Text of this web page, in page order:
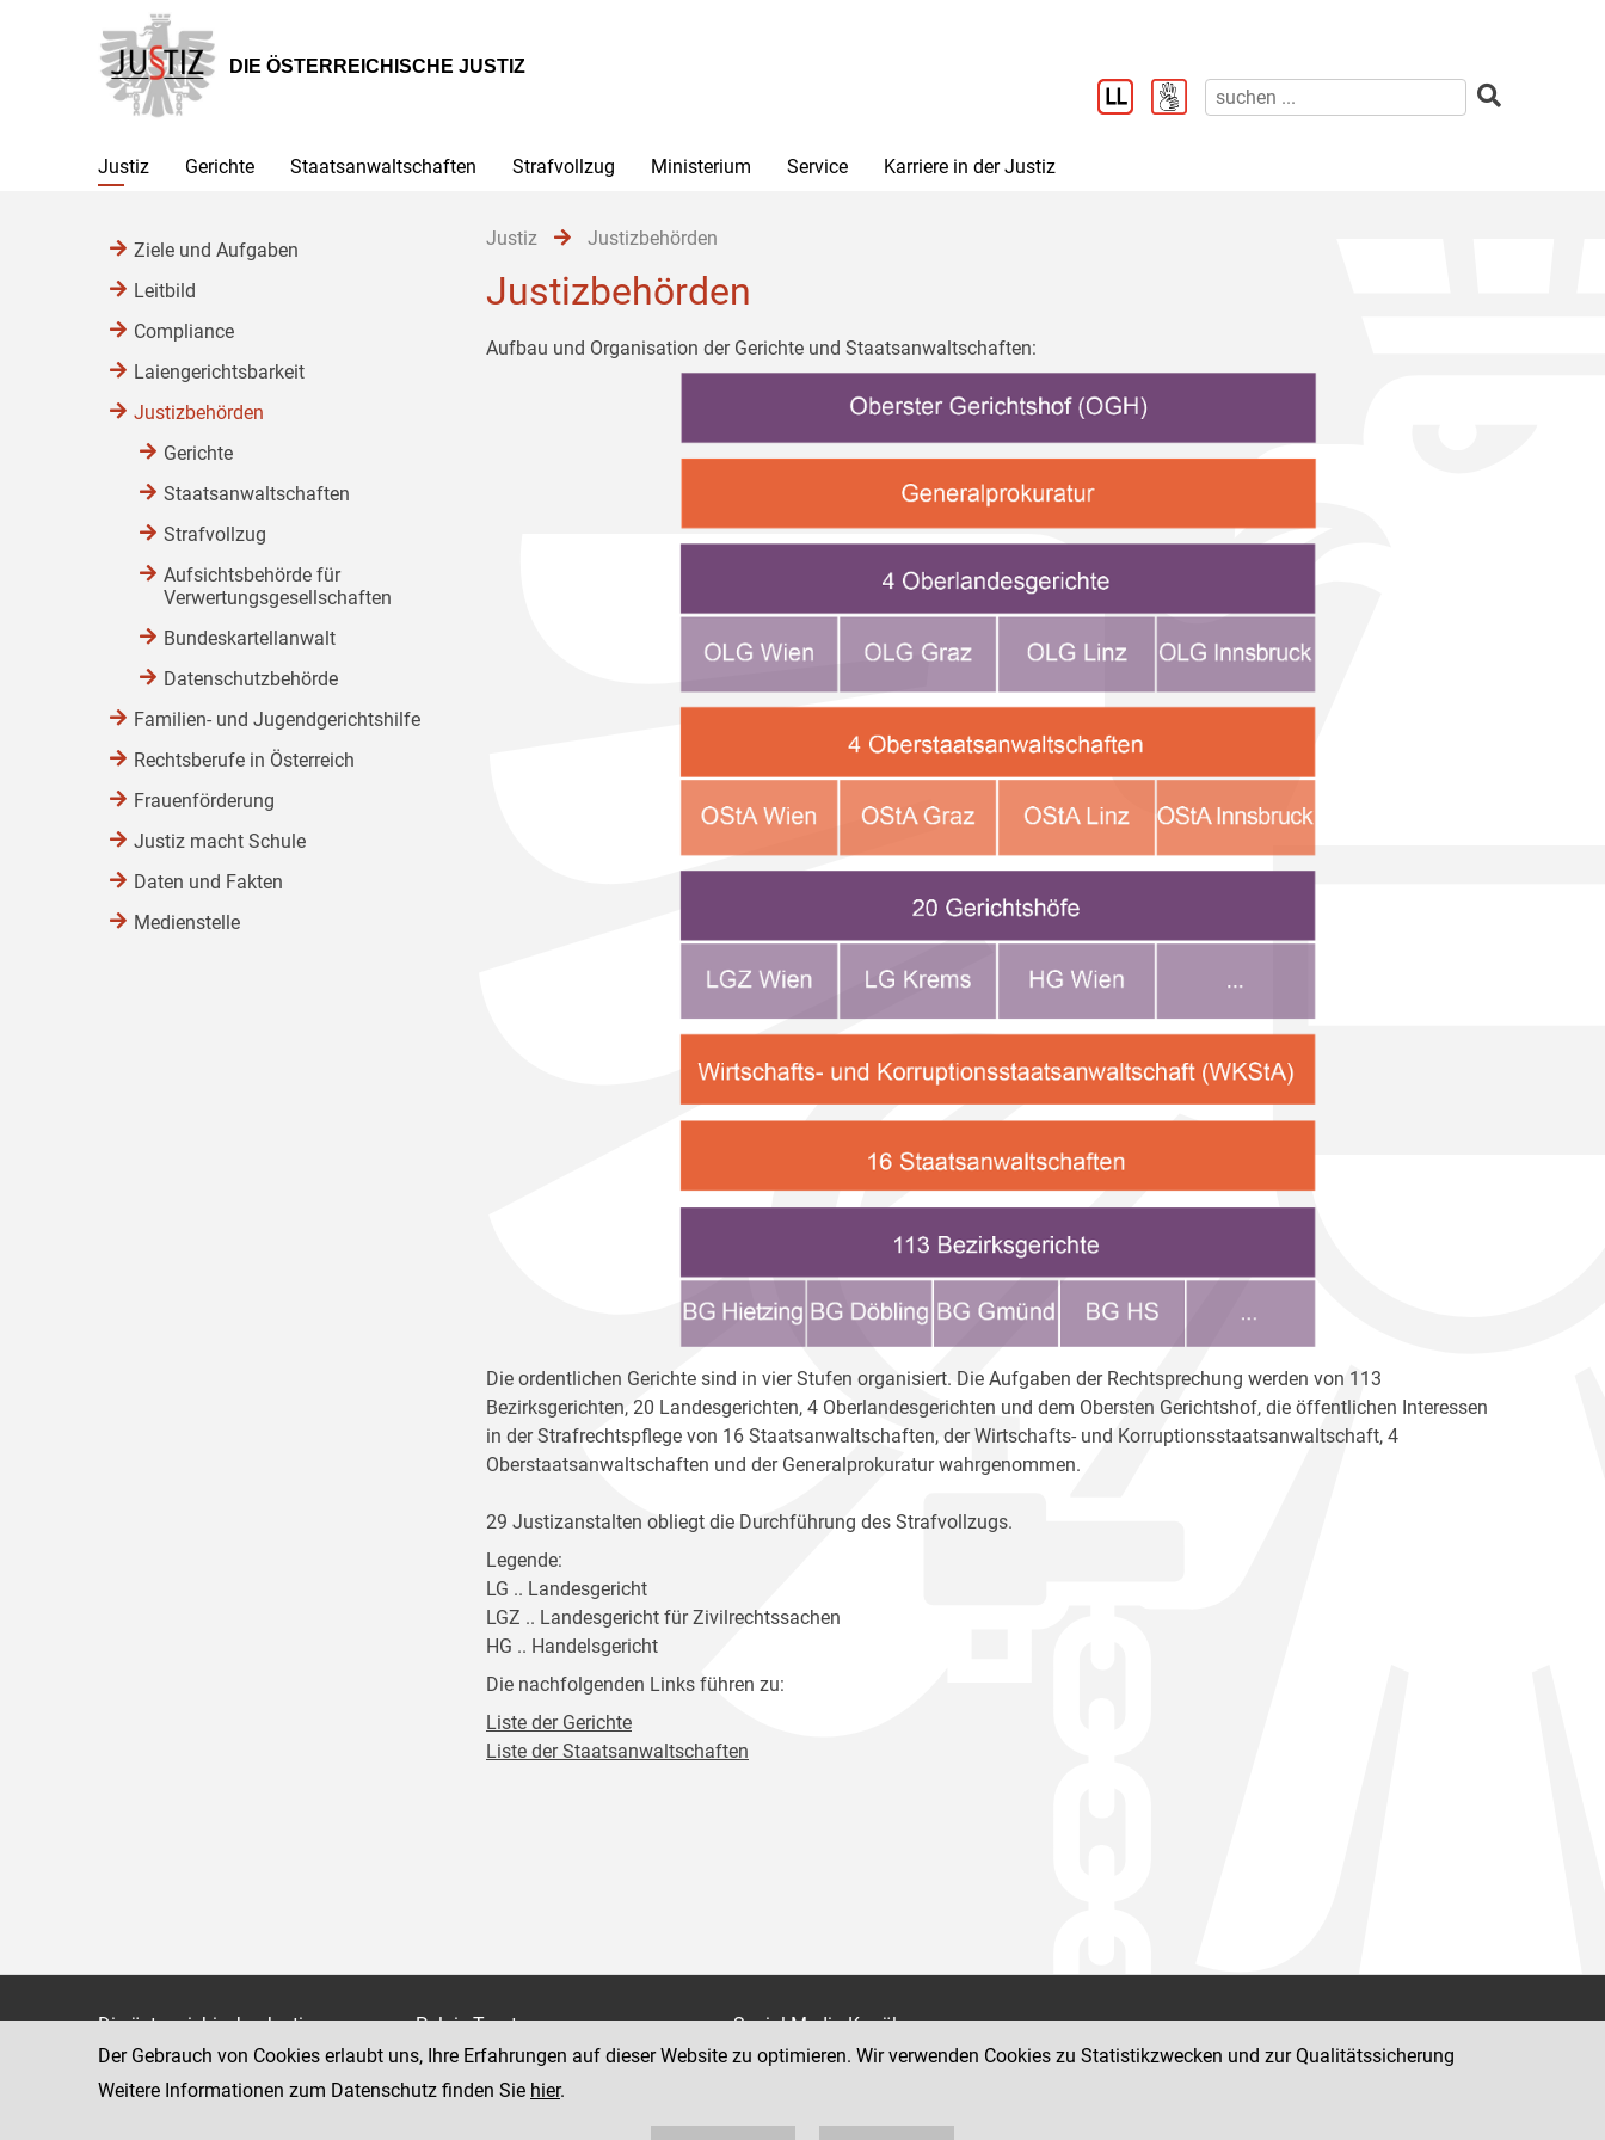
Hauptnavigation
[1]
Inhalt
[2]
Untermenü
[3]
DIE ÖSTERREICHISCHE JUSTIZ
Justiz Gerichte Staatsanwaltschaften Strafvollzug Ministerium Service Karriere in der Justiz
Justiz Justizbehörden
Justizbehörden
Aufbau und Organisation der Gerichte und Staatsanwaltschaften:
Die ordentlichen Gerichte sind in vier Stufen organisiert. Die Aufgaben der Rechtsprechung werden von 113
Bezirksgerichten, 20 Landesgerichten, 4 Oberlandesgerichten und dem Obersten Gerichtshof, die öffentlichen Interessen
in der Strafrechtspflege von 16 Staatsanwaltschaften, der Wirtschafts- und Korruptionsstaatsanwaltschaft, 4
Oberstaatsanwaltschaften und der Generalprokuratur wahrgenommen.
29 Justizanstalten obliegt die Durchführung des Strafvollzugs.
Legende:
LG .. Landesgericht
LGZ .. Landesgericht für Zivilrechtssachen
HG .. Handelsgericht
Die nachfolgenden Links führen zu:
Liste der Gerichte
Liste der Staatsanwaltschaften
Ziele und Aufgaben
Leitbild
Compliance
Laiengerichtsbarkeit
Justizbehörden
Gerichte
Staatsanwaltschaften
Strafvollzug
Aufsichtsbehörde für
Verwertungsgesellschaften
Bundeskartellanwalt
Datenschutzbehörde
Familien- und Jugendgerichtshilfe
Rechtsberufe in Österreich
Frauenförderung
Justiz macht Schule
Daten und Fakten
Medienstelle
Die österreichische Justiz
Bundesministerium für Justiz
justiz.gv.at
Palais Trautson
Museumstraße 7
1070 Wien
Social Media Kanäle
der Justiz und des BMJ
Der Gebrauch von Cookies erlaubt uns, Ihre Erfahrungen auf dieser Website zu optimieren. Wir verwenden Cookies zu Statistikzwecken und zur Qualitätssicherung
Weitere Informationen zum Datenschutz finden Sie hier.